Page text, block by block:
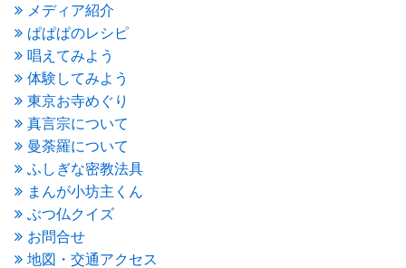
2015年12月(6)
2015年11月 (4)
2015年10月
(4)
2015年9月(3)
2015年8月(4)
2015年7月(4)
2015年6月(3)
2015年5月(1)
2015年4月(1)
2015年3月 (3)
2015年2月(3)
2015年1月(1)
2014年12月
2014年9月(1)
メディア紹介
ぱぱぱのレシピ
唱えてみよう
体験してみよう
東京お寺めぐり
真言宗について
曼荼羅について
ふしぎな密教法具
まんが小坊主くん
ぶつ仏クイズ
お問合せ
地図・交通アクセス